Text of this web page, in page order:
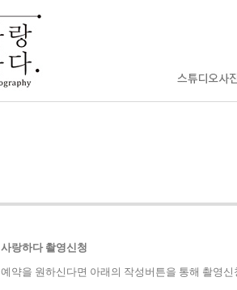
사랑하다 촬영신청
예약을 원하신다면 아래의 작성버튼을 통해 촬영